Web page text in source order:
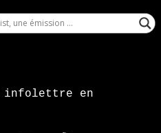
infolettre en